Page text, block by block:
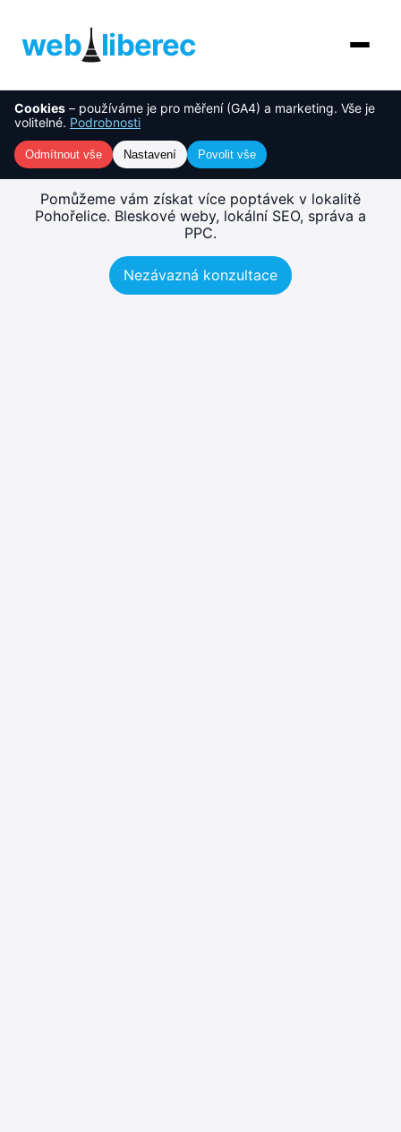
web liberec
O nás
Služby
NOVINKA
AI řešení
Cookies – používáme je pro měření (GA4) a marketing. Vše je
volitelné. Podrobnosti
Odmítnout vše Nastavení Povolit vše
Tvorba webu Pohořelice –
rychlé, SEO-ready weby
Pomůžeme vám získat více poptávek v lokalitě
Pohořelice. Bleskové weby, lokální SEO, správa a
PPC.
Nezávazná konzultace